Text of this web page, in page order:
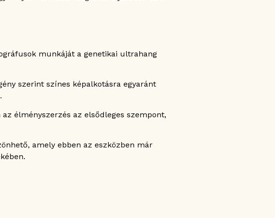
munkáját a genetikai ultrahang
szerint színes képalkotásra egyaránt
élményszerzés az elsődleges szempont,
amely ebben az eszközben már